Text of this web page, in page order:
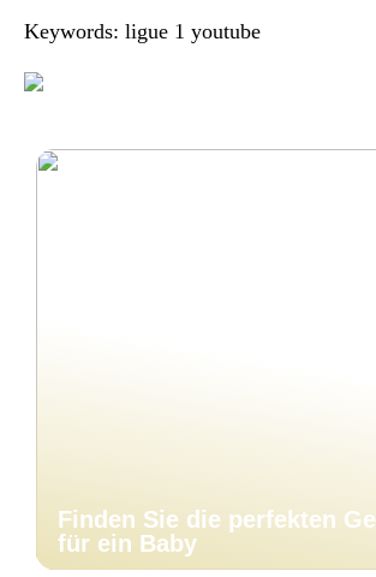
Keywords: ligue 1 youtube
Finden Sie die perfekten
für ein Baby